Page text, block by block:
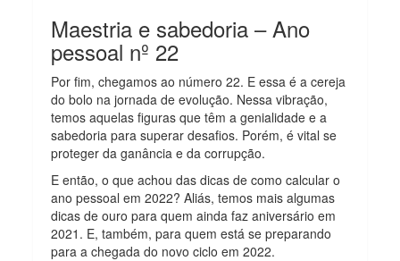
Maestria e sabedoria – Ano
pessoal nº 22
Por fim, chegamos ao número 22. E essa é a cereja
do bolo na jornada de evolução. Nessa vibração,
temos aquelas figuras que têm a genialidade e a
sabedoria para superar desafios. Porém, é vital se
proteger da ganância e da corrupção.
E então, o que achou das dicas de como calcular o
ano pessoal em 2022? Aliás, temos mais algumas
dicas de ouro para quem ainda faz aniversário em
2021. E, também, para quem está se preparando
para a chegada do novo ciclo em 2022.